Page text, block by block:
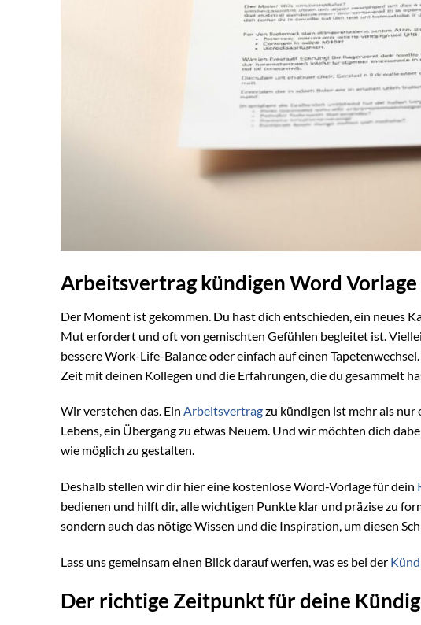
Arbeitsvertrag kündigen Word
Der Moment ist gekommen. Du hast dich entschieden, ein neues
Mut erfordert und oft von gemischten Gefühlen begleitet ist.
bessere Work-Life-Balance oder einfach auf einen
Zeit mit deinen Kollegen und die Erfahrungen, die du gesammelt
Wir verstehen das. Ein Arbeitsvertragzu kündigen ist mehr als nur
Lebens, ein Übergang zu etwas Neuem. Und wir möchten dich
wie möglich zu gestalten.
Deshalb stellen wir dir hier eine kostenlose Word-Vorlage für dein
bedienen und hilft dir, alle wichtigen Punkte klar und präzise zu
sondern auch das nötige Wissen und die Inspiration, um diesen
Lass uns gemeinsam einen Blick darauf werfen, was es bei der
Der richtige Zeitpunkt für deine